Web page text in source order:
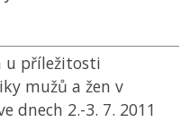
u příležitosti
mužů a žen v
dnech 2.-3. 7. 2011